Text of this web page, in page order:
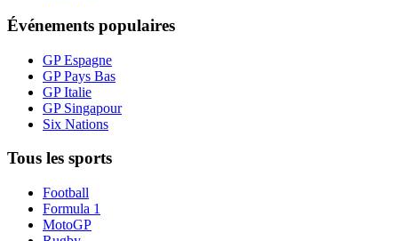
Événements populaires
GP Espagne
GP Pays Bas
GP Italie
GP Singapour
Six Nations
Tous les sports
Football
Formula 1
MotoGP